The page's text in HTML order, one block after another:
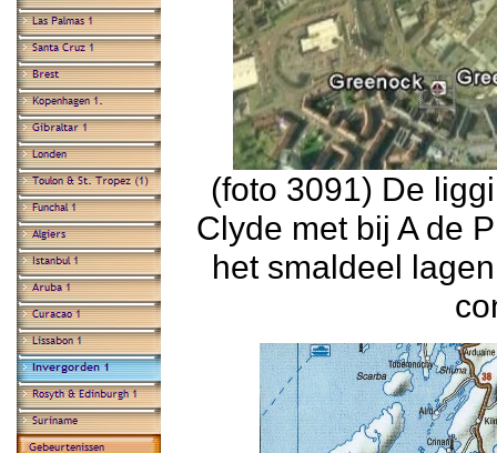
(foto 3091) De
Clyde met bij A de
het smaldeel